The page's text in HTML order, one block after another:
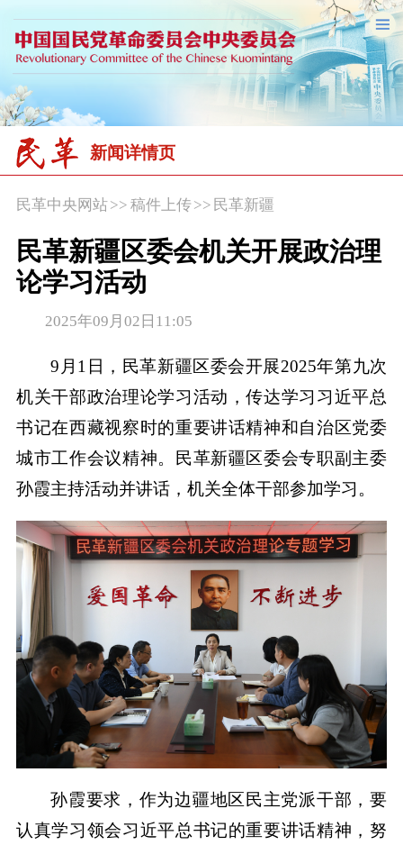
新闻详情页
民革中央网站>> 稿件上传 >> 民革新疆
民革新疆区委会机关开展政治理
论学习活动
2025年09月02日11:05
9月1日，民革新疆区委会开展2025年第九次
机关干部政治理论学习活动，传达学习习近平总
书记在西藏视察时的重要讲话精神和自治区党委
城市工作会议精神。民革新疆区委会专职副主委
孙霞主持活动并讲话，机关全体干部参加学习。
孙霞要求，作为边疆地区民主党派干部，要
认真学习领会习近平总书记的重要讲话精神，努